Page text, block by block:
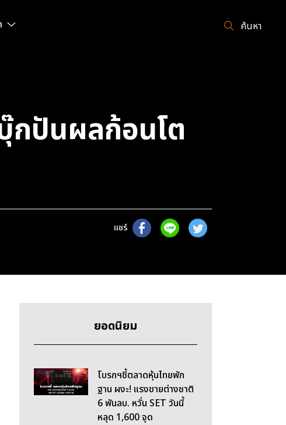
ค้นหา
กปันผลก้อนโต
แชร์
ยอดนิยม
โบรกฯชี้ตลาดหุ้นไทยพัก
ฐาน ผงะ! แรงขายต่างชาติ
6 พันลบ. หวั่น SET วันนี้
หลุด 1,600 จุด